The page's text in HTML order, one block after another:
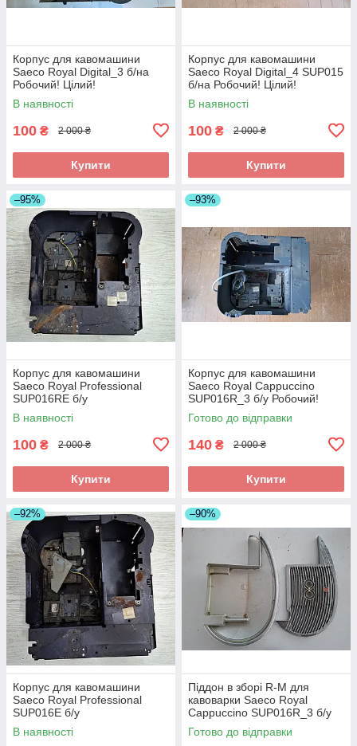
Корпус для кавомашини
Saeco Royal Digital_3 б/на
Робочий! Цілий!
В наявності
100 ₴ 2 000 ₴
Купити
Корпус для кавомашини
Saeco Royal Digital_4 SUP015
б/на Робочий! Цілий!
В наявності
100 ₴ 2 000 ₴
Купити
–95%
Корпус для кавомашини
Saeco Royal Professional
SUP016RE б/у
В наявності
100 ₴ 2 000 ₴
Купити
–93%
Корпус для кавомашини
Saeco Royal Cappuccino
SUP016R_3 б/у Робочий!
Цілий!
Готово до відправки
140 ₴ 2 000 ₴
Купити
–92%
Корпус для кавомашини
Saeco Royal Professional
SUP016E б/у
В наявності
–90%
Піддон в зборі R-M для
кавоварки Saeco Royal
Cappuccino SUP016R_3 б/у
_дефект
Готово до відправки